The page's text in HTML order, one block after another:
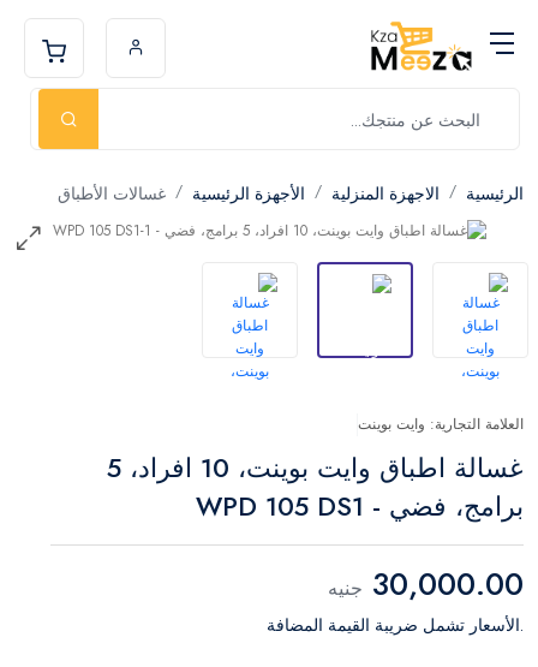
الرئيسية الاجهزة المنزلية الأجهزة الرئيسية غسالات الأطباق
العلامة التجارية: وايت بوينت
غسالة اطباق وايت بوينت، 10 افراد، 5
برامج، فضي - WPD 105 DS1
30,000.00 جنيه
.الأسعار تشمل ضريبة القيمة المضافة